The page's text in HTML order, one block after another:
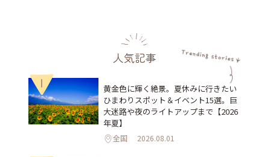
人気記事
1
黄金色に輝く絶景。夏休みに行きたい
ひまわりスポット＆イベント15選。巨
大迷路や夜のライトアップまで【2026
年夏】
全国 2026.08.01